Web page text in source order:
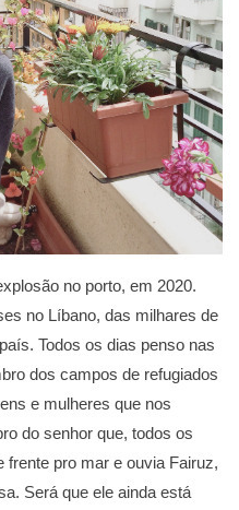
no porto, em 2020.
no Líbano, das milhares de
Todos os dias penso nas
dos campos de refugiados
e mulheres que nos
do senhor que, todos os
frente pro mar e ouvia Fairuz,
Será que ele ainda está